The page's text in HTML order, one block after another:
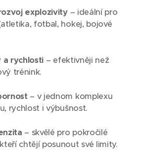
explozivity– ideální pro
fotbal, hokej, bojové
a rychlosti – efektivněji než
trénink.
– v jednom komplexu
rychlost i výbušnost.
– skvělé pro pokročilé
chtějí posunout své limity.